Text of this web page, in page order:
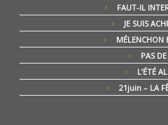
FAUT-IL
JE SUIS
MÉLENCHON
PAS
L’ÉTÉ
21juin – LA